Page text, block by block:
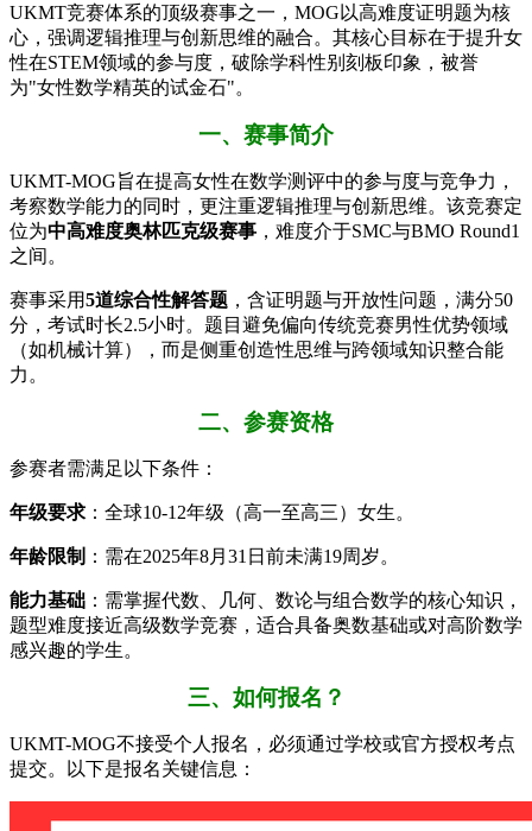
UKMT竞赛体系的顶级赛事之一，MOG以高难度证明题为核
心，强调逻辑推理与创新思维的融合。 其核心目标在于提升女
性在STEM领域的参与度，破除学科性别刻板印象，被誉
为"女性数学精英的试金石"。
一、赛事简介
UKMT-MOG旨在提高女性在数学测评中的参与度与竞争力，
考察数学能力的同时，更注重逻辑推理与创新思维。该竞赛定
位为​​中高难度奥林匹克级赛事​ ​，难度介于SMC与BMO Round1
之间。
赛事采用​​5道综合性解答题​ ​，含证明题与开放性问题，满分50
分，考试时长2.5小时。题目避免偏向传统竞赛男性优势领域
（如机械计算），而是侧重创造性思维与跨领域知识整合能
力。
二、参赛资格
参赛者需满足以下条件：
​年级要求​ ​：全球10-12年级（高一至高三）女生。
​年龄限制​ ​：需在2025年8月31日前未满19周岁。
​能力基础​ ​：需掌握代数、几何、数论与组合数学的核心知识，
题型难度接近高级数学竞赛，适合具备奥数基础或对高阶数学
感兴趣的学生。
三、如何报名？
UKMT-MOG不接受个人报名，必须通过学校或官方授权考点
提交。以下是报名关键信息：